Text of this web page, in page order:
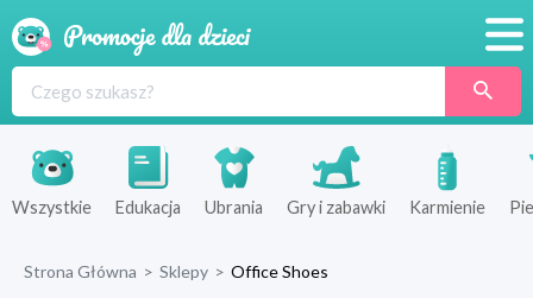
Produkty
Sklepy
Wszystkie Edukacja Ubrania Gry i zabawki Karmienie
Strona Główna > Sklepy > Office Shoes